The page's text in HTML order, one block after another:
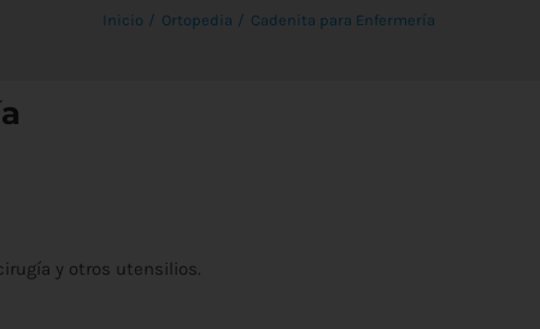
Inicio Ortopedia Cadenita para Enfermería
y otros utensilios.